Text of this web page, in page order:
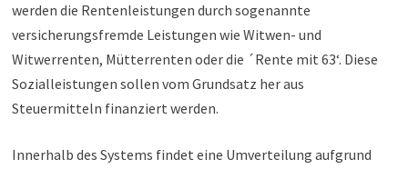
werden die Rentenleistungen durch sogenannte
versicherungsfremde Leistungen wie Witwen- und
Witwerrenten, Mütterrenten oder die ´Rente mit 63‘. Diese
Sozialleistungen sollen vom Grundsatz her aus
Steuermitteln finanziert werden.
Innerhalb des Systems findet eine Umverteilung aufgrund